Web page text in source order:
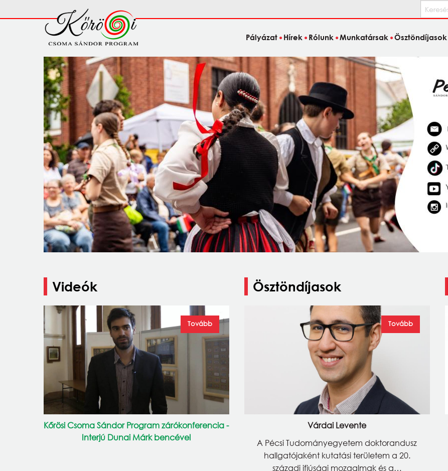
Keresés
Fő
navigáció
Pályázat Hírek Rólunk Munkatársak Ösztöndíjasok
Videók
Kőrösi Csoma Sándor Program zárókonferencia -
Interjú Dunai Márk bencével
Tovább
Ösztöndíjasok
Várdai Levente
Tovább
A Pécsi Tudományegyetem doktorandusz
hallgatójaként kutatási területem a 20.
századi ifjúsági mozgalmak és a…